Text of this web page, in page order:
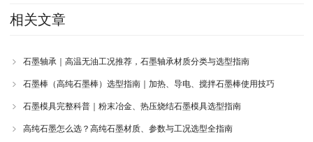
相关文章
石墨轴承｜高温无油工况推荐，石墨轴承材质分类与选型指南
石墨棒（高纯石墨棒）选型指南｜加热、导电、搅拌石墨棒使用技巧
石墨模具完整科普｜粉末冶金、热压烧结石墨模具选型指南
高纯石墨怎么选？高纯石墨材质、参数与工况选型全指南